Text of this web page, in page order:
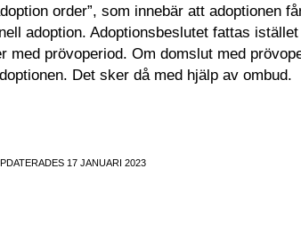
order”, som innebär att adoptionen
adoption. Adoptionsbeslutet fattas
med prövoperiod. Om domslut med
Det sker då med hjälp av ombud.
17 JANUARI 2023